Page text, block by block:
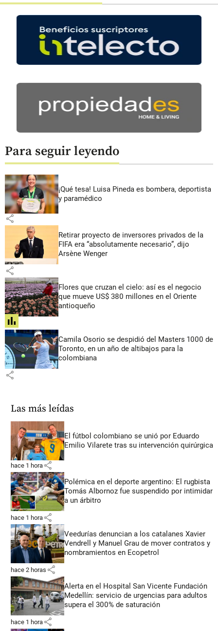
Para seguir leyendo
¡Qué tesa! Luisa Pineda es bombera, deportista
y paramédico
share
Retirar proyecto de inversores privados de la
FIFA era “absolutamente necesario”, dijo
Arsène Wenger
share
Flores que cruzan el cielo: así es el negocio
que mueve US$ 380 millones en el Oriente
antioqueño
share
Camila Osorio se despidió del Masters 1000 de
Toronto, en un año de altibajos para la
colombiana
share
Las más leídas
El fútbol colombiano se unió por Eduardo
Emilio Vilarete tras su intervención quirúrgica
hace 1 hora share
Polémica en el deporte argentino: El rugbista
Tomás Albornoz fue suspendido por intimidar
a un árbitro
hace 1 hora share
Veedurías denuncian a los catalanes Xavier
Vendrell y Manuel Grau de mover contratos y
nombramientos en Ecopetrol
hace 2 horas share
Alerta en el Hospital San Vicente Fundación
Medellín: servicio de urgencias para adultos
supera el 300% de saturación
hace 1 hora share